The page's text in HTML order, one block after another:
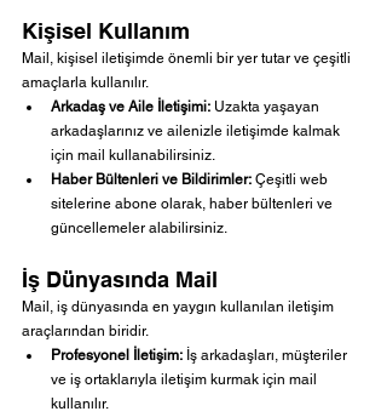
Kişisel Kullanım
Mail, kişisel iletişimde önemli bir yer tutar ve çeşitli
amaçlarla kullanılır.
Arkadaş ve Aile İletişimi: Uzakta yaşayan
arkadaşlarınız ve ailenizle iletişimde kalmak
için mail kullanabilirsiniz.
Haber Bültenleri ve Bildirimler: Çeşitli web
sitelerine abone olarak, haber bültenleri ve
güncellemeler alabilirsiniz.
İş Dünyasında Mail
Mail, iş dünyasında en yaygın kullanılan iletişim
araçlarından biridir.
Profesyonel İletişim: İş arkadaşları, müşteriler
ve iş ortaklarıyla iletişim kurmak için mail
kullanılır.